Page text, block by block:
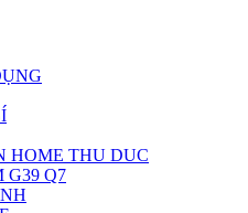
HOME THU DUC
Q7